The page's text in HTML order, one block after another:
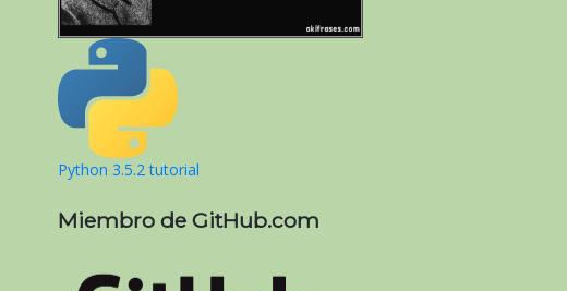
Python 3.5.2 tutorial
Miembro de GitHub.com